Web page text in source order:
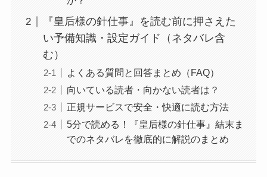
『皇后様の針仕事』を読む前に押さえた
い予備知識・設定ガイド（ネタバレ含
む）
よくある質問と回答まとめ（FAQ）
向いている読者・向かない読者は？
正規サービスで安全・快適に読む方法
5分で読める！『皇后様の針仕事』結末ま
でのネタバレを徹底的に解説のまとめ